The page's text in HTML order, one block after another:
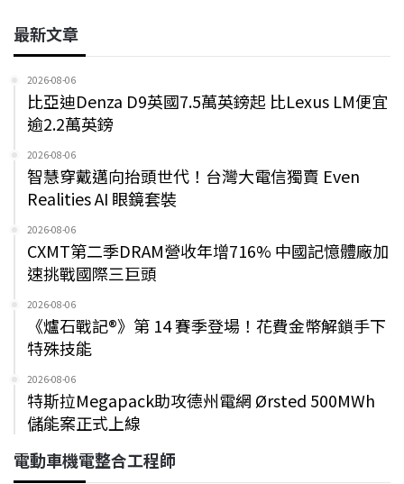
最新文章
2026-08-06
比亞迪Denza D9英國7.5萬英鎊起 比Lexus LM便宜
逾2.2萬英鎊
2026-08-06
智慧穿戴邁向抬頭世代！台灣大電信獨賣 Even
Realities AI 眼鏡套裝
2026-08-06
CXMT第二季DRAM營收年增716% 中國記憶體廠加
速挑戰國際三巨頭
2026-08-06
《爐石戰記®》第 14 賽季登場！花費金幣解鎖手下
特殊技能
2026-08-06
特斯拉Megapack助攻德州電網 Ørsted 500MWh
儲能案正式上線
電動車機電整合工程師